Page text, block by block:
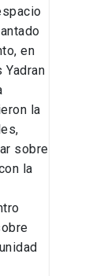
en
la
sobre
la